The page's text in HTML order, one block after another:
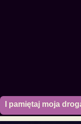
I pamiętaj moja